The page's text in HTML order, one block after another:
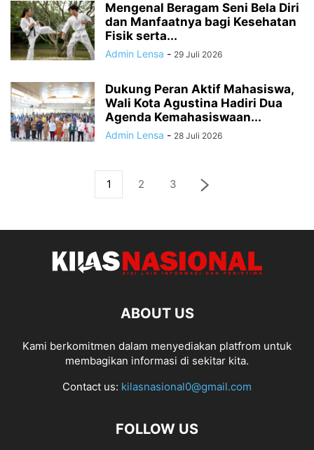
Mengenal Beragam Seni Bela Diri
dan Manfaatnya bagi Kesehatan
Fisik serta...
Admin Lensa - 29 Juli 2026
Dukung Peran Aktif Mahasiswa,
Wali Kota Agustina Hadiri Dua
Agenda Kemahasiswaan...
Admin Lensa - 28 Juli 2026
1 2 3
ABOUT US
Kami berkomitmen dalam menyediakan platfrom untuk
membagikan informasi di sekitar kita.
Contact us: kilasnasional0@gmail.com
FOLLOW US